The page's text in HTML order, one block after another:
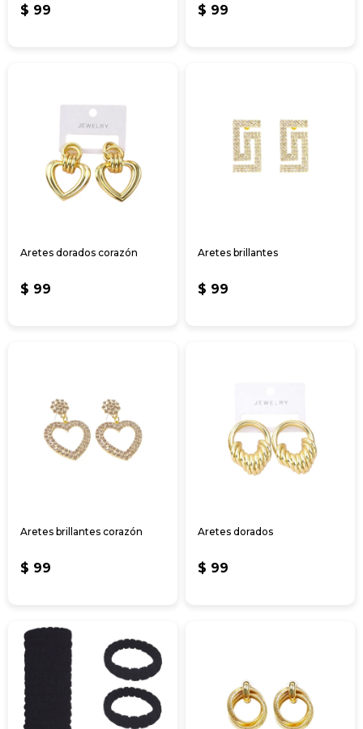
$ 99 $ 99
Aretes dorados corazón
$ 99
Aretes brillantes
$ 99
Aretes brillantes corazón
$ 99
Aretes dorados
$ 99